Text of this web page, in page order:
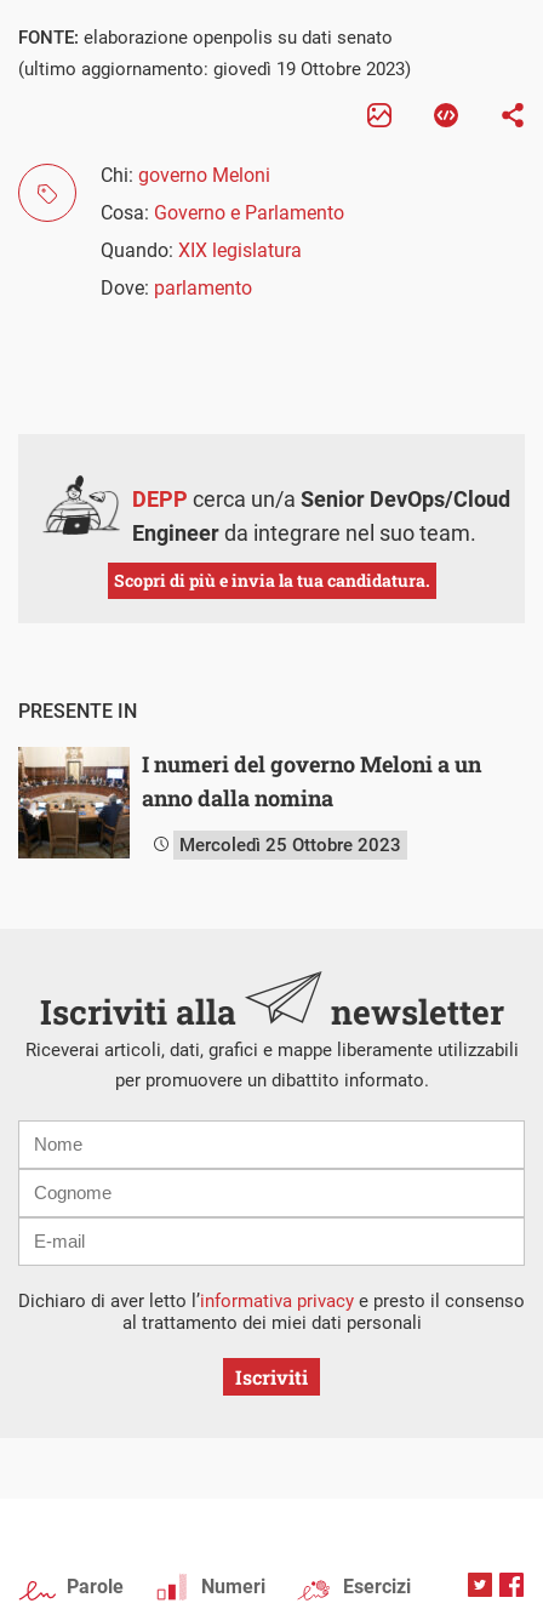
FONTE: elaborazione openpolis su dati senato
(ultimo aggiornamento: giovedì 19 Ottobre 2023)
Chi: governo Meloni
Cosa: Governo e Parlamento
Quando: XIX legislatura
Dove: parlamento
DEPP cerca un/a Senior DevOps/Cloud
Engineerda integrare nel suo team.
Scopri di più e invia la tua candidatura.
PRESENTE IN
I numeri del governo Meloni a un
anno dalla nomina
Mercoledì 25 Ottobre 2023
Iscriviti alla newsletter
Riceverai articoli, dati, grafici e mappe liberamente utilizzabili
per promuovere un dibattito informato.
mail
Dichiaro di aver letto l’informativa privacy e presto il consenso
al trattamento dei miei dati personali
Iscriviti
Parole Numeri Esercizi